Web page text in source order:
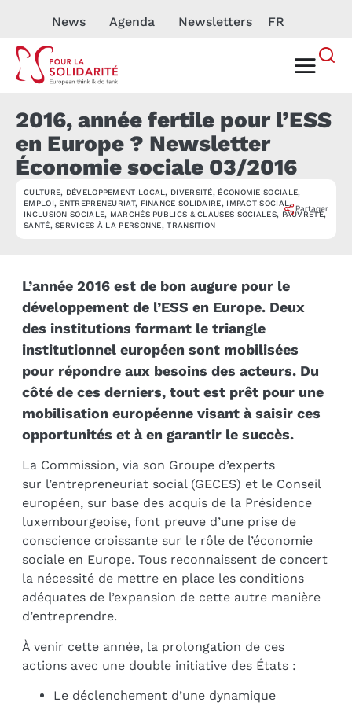
News Agenda Newsletters FR
2016, année fertile pour l’ESS
en Europe ? Newsletter
Économie sociale 03/2016
NEWSLETTER
CULTURE, DÉVELOPPEMENT LOCAL , DIVERSITÉ, ÉCONOMIE SOCIALE,
EMPLOI, ENTREPRENEURIAT, FINANCE SOLIDAIRE, IMPACT SOCIAL ,
INCLUSION SOCIALE, MARCHÉS PUBLICS & CLAUSES SOCIALES, PAUVRETÉ,
SANTÉ,SERVICES À LA PERSONNE,TRANSITION
Partager
L’année 2016 est de bon augure pour le
développement de l’ESS en Europe. Deux
des institutions formant le triangle
institutionnel européen sont mobilisées
pour répondre aux besoins des acteurs. Du
côté de ces derniers, tout est prêt pour une
mobilisation européenne visant à saisir ces
opportunités et à en garantir le succès.
La Commission, via son Groupe d’experts
sur l’entrepreneuriat social (GECES) et le Conseil
européen, sur base des acquis de la Présidence
luxembourgeoise, font preuve d’une prise de
conscience croissante sur le rôle de l’économie
sociale en Europe. Tous reconnaissent de concert
la nécessité de mettre en place les conditions
adéquates de l’expansion de cette autre manière
d’entreprendre.
À venir cette année, la prolongation de ces
actions avec une double initiative des États :
Le déclenchement d’une dynamique